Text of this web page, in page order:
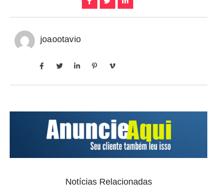
joaootavio
Notícias Relacionadas